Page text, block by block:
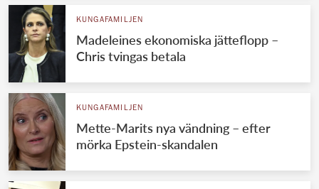
KUNGAFAMILJEN
Madeleines ekonomiska jätteflopp –
Chris tvingas betala
KUNGAFAMILJEN
Mette-Marits nya vändning – efter
mörka Epstein-skandalen